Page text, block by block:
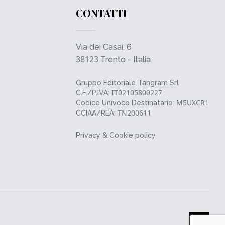
CONTATTI
Via dei Casai, 6
38123 Trento - Italia
Gruppo Editoriale Tangram Srl
C.F./P.IVA: IT02105800227
Codice Univoco Destinatario: M5UXCR1
CCIAA/REA: TN200611
Privacy & Cookie policy